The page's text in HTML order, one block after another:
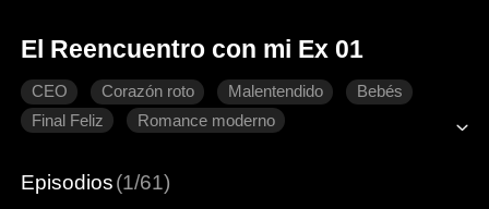
El Reencuentro con mi Ex 01
CEO Corazón roto Malentendido
Bebés
Final Feliz
Romance moderno
Episodios(1/61)